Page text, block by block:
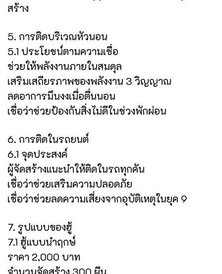
สร้าง
5. การติดบริเวณหัวนอน
5.1 ประโยชน์ตามความเชื่อ
ช่วยให้พลังงานภายในสมดุล
เสริมเสถียรภาพของพลังงาน 3 วิญญาณ
ลดอาการมึนงงเมื่อตื่นนอน
เชื่อว่าช่วยป้องกันสิ่งไม่ดีในช่วงพักผ่อน
6. การติดในรถยนต์
6.1 จุดประสงค์
ผู้จัดสร้างแนะนำให้ติดในรถทุกคัน
เชื่อว่าช่วยเสริมความปลอดภัย
เชื่อว่าช่วยลดความเสี่ยงจากอุบัติเหตุในยุค 9
7. รูปแบบของฮู้
7.1 ฮู้แบบนำฤกษ์
ราคา 2,000 บาท
จำนวนจัดสร้าง 300 ผืน